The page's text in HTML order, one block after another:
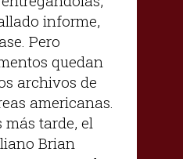
informe,
Pero
quedan
archivos de
americanas.
tarde, el
Brian